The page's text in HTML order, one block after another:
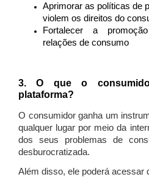
Aprimorar as políticas de
violem os direitos do
Fortalecer a
relações de consumo
3. O que o
plataforma?
O consumidor ganha um
qualquer lugar por meio da
dos seus problemas de
desburocratizada.
Além disso, ele poderá acessar